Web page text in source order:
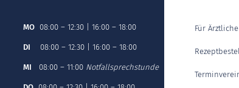
MO08:00 – 12:30 | 16:00 – 18:00
DI 08:00 – 12:30 | 16:00 – 18:00
MI 08:00 – 11:00 Notfallsprechstunde
Für